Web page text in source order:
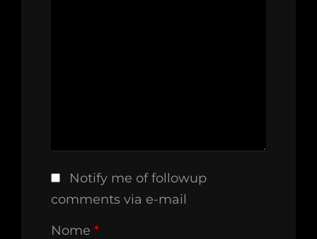
Notify me of followup
comments via e-mail
Nome *